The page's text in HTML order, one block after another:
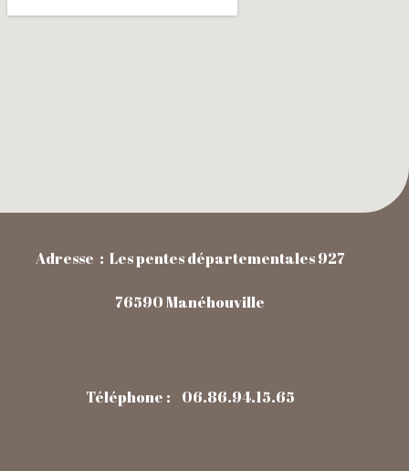
Adresse : Les pentes départementales 927
76590 Manéhouville
Téléphone : 06.86.94.15.65